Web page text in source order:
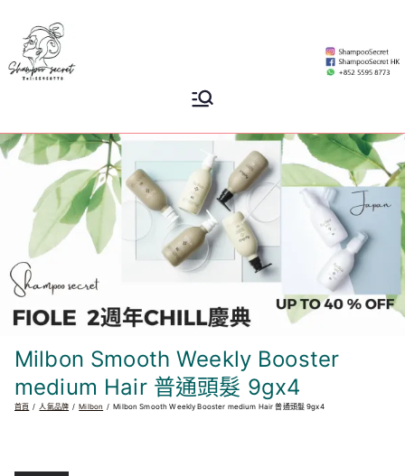
content
Secret
香港專業洗頭水專門店
Milbon Smooth Weekly Booster
medium Hair 普通頭髮 9gx4
首頁 人氣品牌 Milbon Milbon Smooth Weekly Booster medium Hair 普通頭髮 9gx4